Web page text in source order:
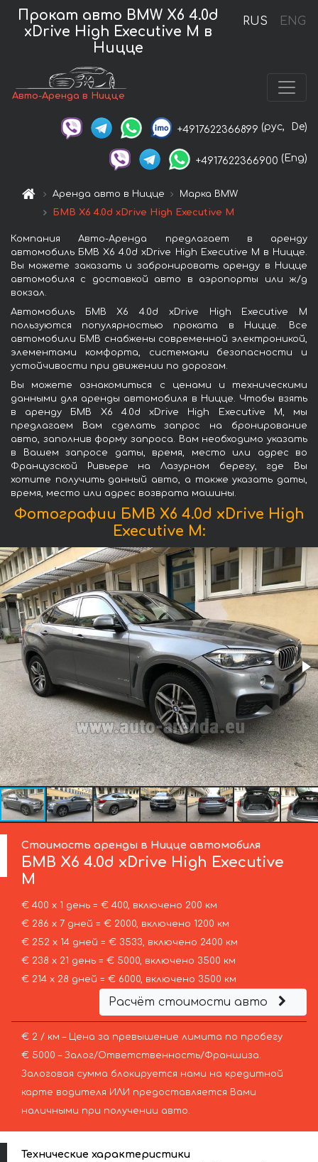
RUS ENG
Прокат авто BMW X6 4.0d
xDrive High Executive M в
Ницце
Авто-Аренда в Ницце
+4917622366899 (рус, De)
+4917622366900 (Eng)
Аренда авто в Ницце
Марка BMW
БМВ X6 4.0d xDrive High Executive M
Компания Авто-Аренда предлагает в аренду
автомобиль БМВ X6 4.0d xDrive High Executive M в Ницце.
Вы можете заказать и забронировать аренду в Ницце
автомобиля с доставкой авто в аэропорты или ж/д
вокзал.
Автомобиль БМВ X6 4.0d xDrive High Executive M
пользуются популярностью проката в Ницце. Все
автомобили БМВ снабжены современной электроникой,
элементами комфорта, системами безопасности и
устойчивости при движении по дорогам.
Вы можете ознакомиться с ценами и техническими
данными для аренды автомобиля в Ницце. Чтобы взять
в аренду БМВ X6 4.0d xDrive High Executive M, мы
предлагаем Вам сделать запрос на бронирование
авто, заполнив форму запроса. Вам необходимо указать
в Вашем запросе даты, время, место или адрес во
Французской Ривьере на Лазурном берегу, где Вы
хотите получить данный авто, а также указать даты,
время, место или адрес возврата машины.
Фотографии БМВ X6 4.0d xDrive High
Executive M:
Стоимость аренды в Ницце автомобиля
БМВ X6 4.0d xDrive High Executive
M
€ 400 х 1 день = € 400, включено 200 км
€ 286 х 7 дней = € 2000, включено 1200 км
€ 252 х 14 дней = € 3533, включено 2400 км
€ 238 х 21 день = € 5000, включено 3500 км
€ 214 х 28 дней = € 6000, включено 3500 км
Расчёт стоимости авто
€ 2 / км – Цена за превышение лимита по пробегу
€ 5000 – Залог/Ответственность/Франшиза.
Залоговая сумма блокируется нами на кредитной
карте водителя ИЛИ предоставляется Вами
наличными при получении авто.
Технические характеристики